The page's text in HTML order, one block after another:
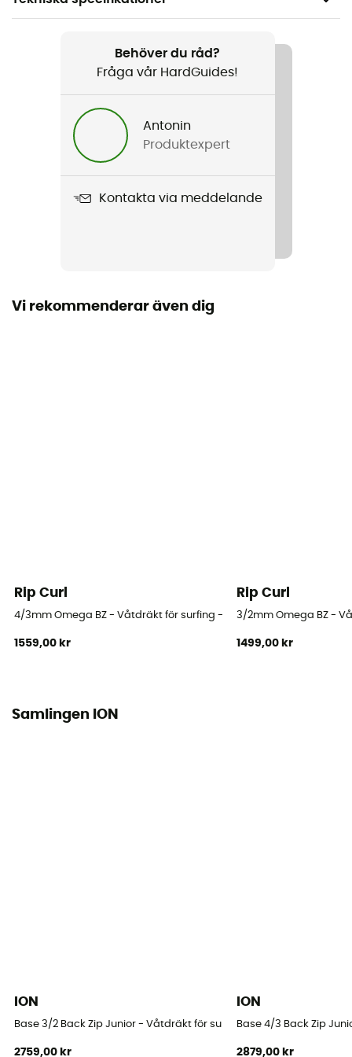
Surfa / Nautisk sport / Öppet vatten-simning / Kitesurf
Produktnamn
Capture Amp 6/5 Hood Front Zip
Kapuschong
Halsringning
Behöver du råd?
Fråga vår HardGuides!
Antonin
Produktexpert
Kontakta via meddelande
Vi rekommenderar även dig
Rip Curl
4/3mm Omega BZ - Våtdräkt för surfing - Børn
1559,00 kr
Rip Curl
3/2mm Omega BZ -
1499,00 kr
Samlingen ION
ION
Base 3/2 Back Zip Junior - Våtdräkt för surfing - Børn
2759,00 kr
ION
Base 4/3 Back Zip
2879,00 kr